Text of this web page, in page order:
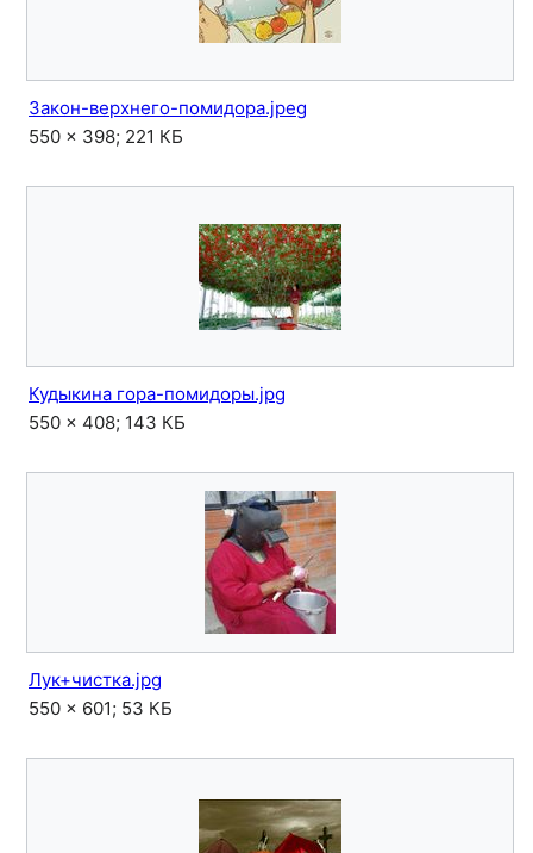
Закон-верхнего-помидора.jpeg
550 × 398; 221 КБ
Кудыкина гора-помидоры.jpg
550 × 408; 143 КБ
Лук+чистка.jpg
550 × 601; 53 КБ